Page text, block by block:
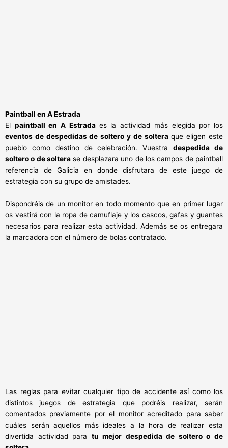
Paintball en A Estrada
El paintball en A Estrada es la actividad más elegida por los
eventos de despedidas de soltero y de solteraque eligen este
pueblo como destino de celebración. Vuestradespedida de
soltero o de soltera se desplazara uno de los campos de paintball
referencia de Galicia en donde disfrutara de este juego de
estrategia con su grupo de amistades.
Dispondréis de un monitor en todo momento que en primer lugar
os vestirá con la ropa de camuflaje y los cascos, gafas y guantes
necesarios para realizar esta actividad. Además se os entregara
la marcadora con el número de bolas contratado.
Las reglas para evitar cualquier tipo de accidente así como los
distintos juegos de estrategia que podréis realizar, serán
comentados previamente por el monitor acreditado para saber
cuáles serán aquellos más ideales a la hora de realizar esta
divertida actividad para tu mejor despedida de soltero o de